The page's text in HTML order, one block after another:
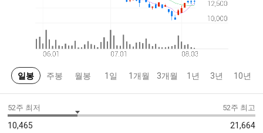
일봉 주봉 월봉 1일 1개월 3개월 1년 3년 10년
52주 최저
10,465
52주 최고
21,664